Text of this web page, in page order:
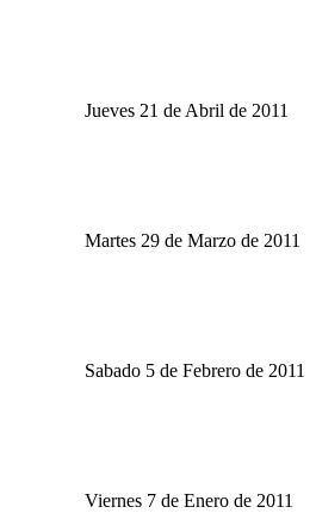
Jueves 21 de Abril de 2011
Martes 29 de Marzo de 2011
Sabado 5 de Febrero de 2011
Viernes 7 de Enero de 2011